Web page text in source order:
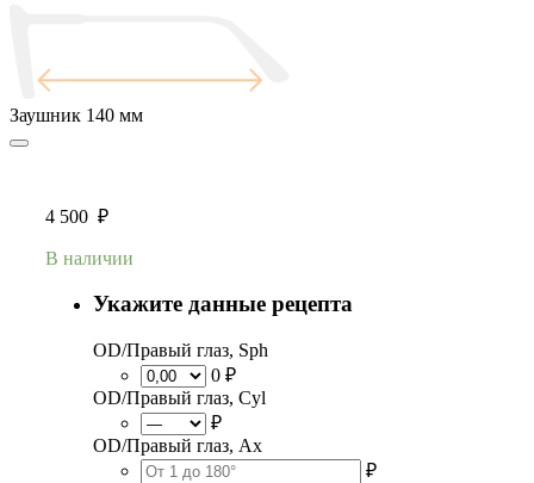
Заушник 140 мм
4 500 ₽
В наличии
Укажите данные рецепта
OD/Правый глаз, Sph
0 ₽
OD/Правый глаз, Cyl
₽
OD/Правый глаз, Ax
₽